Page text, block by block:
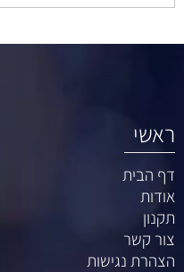
ראשי
דף הבית
אודות
תקנון
צור קשר
הצהרת נגישות